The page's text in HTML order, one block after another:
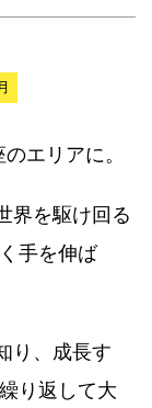
エリアに。
界を駆け回る
手を伸ば
り、成長す
り返して大